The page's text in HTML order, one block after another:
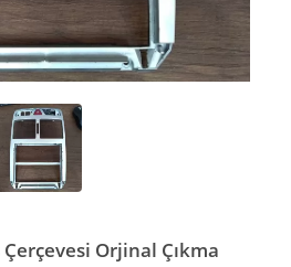
Orjinal Çıkma